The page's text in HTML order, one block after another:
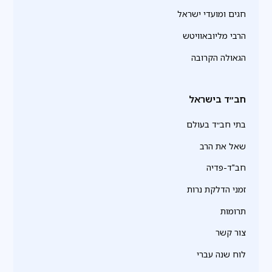
חגים ומועדי ישראל
הרבי מליובאוויטש
הגאולה הקרובה
חב״ד בישראל
בתי חב״ד בעולם
שאל את הרב
חב"ד-פדיה
זמני הדלקת נרות
תרומות
צור קשר
לוח שנה עברי